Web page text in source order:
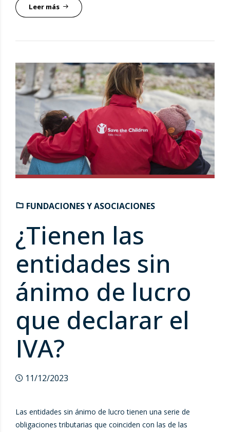
Leer más
FUNDACIONES Y ASOCIACIONES
¿Tienen las
entidades sin
ánimo de lucro
que declarar el
IVA?
11/12/2023
Las entidades sin ánimo de lucro tienen una serie de
obligaciones tributarias que coinciden con las de las